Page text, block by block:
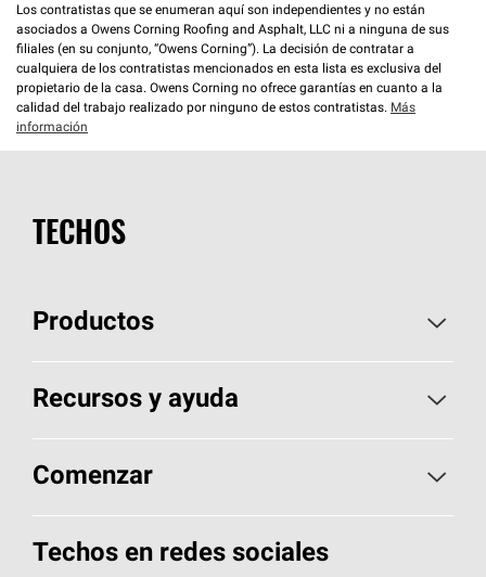
Los contratistas que se enumeran aquí son independientes y no están
asociados a Owens Corning Roofing and Asphalt, LLC ni a ninguna de sus
filiales (en su conjunto, “Owens Corning”). La decisión de contratar a
cualquiera de los contratistas mencionados en esta lista es exclusiva del
propietario de la casa. Owens Corning no ofrece garantías en cuanto a la
calidad del trabajo realizado por ninguno de estos contratistas. Más
información
TECHOS
Productos
Elija sus tejas
Encuentre un contratista
Componentes para techos
Recursos y ayuda
Aspectos básicos sobre techos
Herramientas de diseño y color
Comenzar
Llame al 1-800-GET-PINK®
Techos en redes sociales